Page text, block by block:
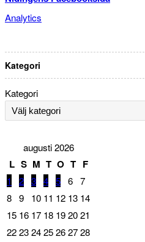
Analytics
Kategori
Kategori
augusti 2026
L S M T O T F
1 2 3 4 5 6 7
8 9 10 11 12 13 14
15 16 17 18 192021
22232425262728